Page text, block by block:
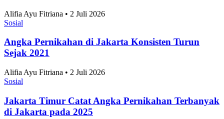
Alifia Ayu Fitriana • 2 Juli 2026
Sosial
Angka Pernikahan di Jakarta Konsisten Turun
Sejak 2021
Alifia Ayu Fitriana • 2 Juli 2026
Sosial
Jakarta Timur Catat Angka Pernikahan Terbanyak
di Jakarta pada 2025